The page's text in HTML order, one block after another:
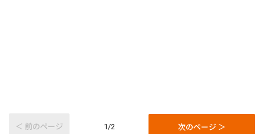
＜ 前のページ 1/2 次のページ ＞